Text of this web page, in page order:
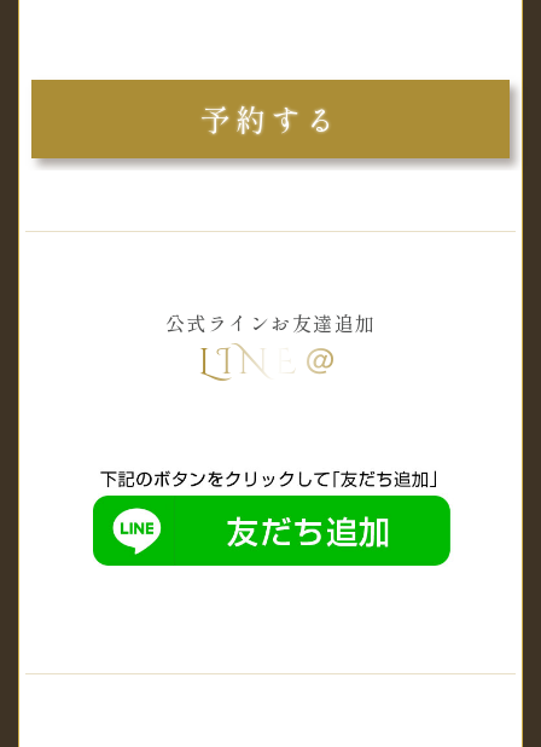
予約する
公式ラインお友達追加
LINE＠